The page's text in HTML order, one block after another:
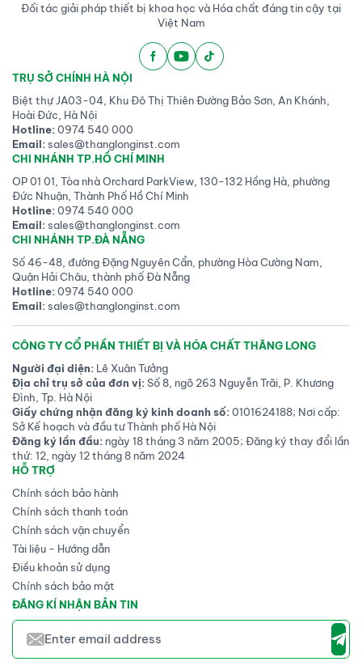
Đối tác giải pháp thiết bị khoa học và Hóa chất đáng tin cậy tại
Việt Nam
TRỤ SỞ CHÍNH HÀ NỘI
Biệt thự JA03-04, Khu Đô Thị Thiên Đường Bảo Sơn, An Khánh,
Hoài Đức, Hà Nội
Hotline:0974 540 000
Email:sales@thanglonginst.com
CHI NHÁNH TP.HỒ CHÍ MINH
OP 01 01, Tòa nhà Orchard ParkView, 130-132 Hồng Hà, phường
Đức Nhuận, Thành Phố Hồ Chí Minh
Hotline:0974 540 000
Email:sales@thanglonginst.com
CHI NHÁNH TP.ĐÀ NẴNG
Số 46-48, đường Đặng Nguyên Cẩn, phường Hòa Cường Nam,
Quận Hải Châu, thành phố Đà Nẵng
Hotline:0974 540 000
Email:sales@thanglonginst.com
CÔNG TY CỔ PHẦN THIẾT BỊ VÀ HÓA CHẤT THĂNG LONG
Người đại diện: Lê Xuân Tưởng
Địa chỉ trụ sở của đơn vị:Số 8, ngõ 263 Nguyễn Trãi, P. Khương
Đình, Tp. Hà Nội
Giấy chứng nhận đăng ký kinh doanh số:0101624188; Nơi cấp:
Sở Kế hoạch và đầu tư Thành phố Hà Nội
Đăng ký lần đầu: ngày 18 tháng 3 năm 2005; Đăng ký thay đổi lần
thứ: 12, ngày 12 tháng 8 năm 2024
HỖ TRỢ
Chính sách bảo hành
Chính sách thanh toán
Chính sách vận chuyển
Tài liệu - Hướng dẫn
Điều khoản sử dụng
Chính sách bảo mật
ĐĂNG KÍ NHẬN BẢN TIN